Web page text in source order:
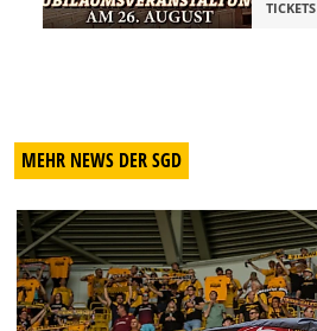
TICKETS
MEHR NEWS DER SGD